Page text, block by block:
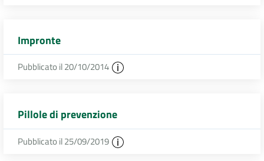
Impronte
Pubblicato il 20/10/2014
Pillole di prevenzione
Pubblicato il 25/09/2019